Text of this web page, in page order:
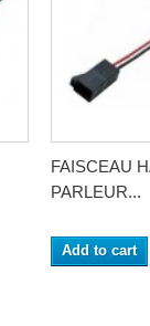
FAISCEAU
PARLEUR...
Add to cart